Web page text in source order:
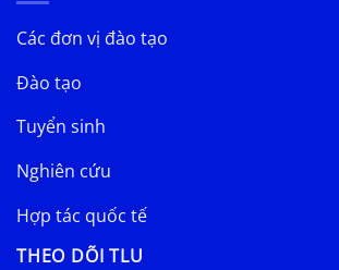
Các đơn vị đào tạo
Đào tạo
Tuyển sinh
Nghiên cứu
Hợp tác quốc tế
THEO DÕI TLU